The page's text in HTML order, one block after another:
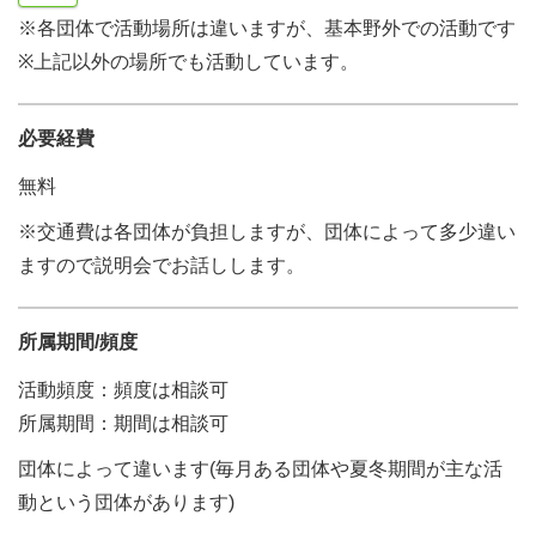
※各団体で活動場所は違いますが、基本野外での活動です
※上記以外の場所でも活動しています。
必要経費
無料
※交通費は各団体が負担しますが、団体によって多少違い
ますので説明会でお話しします。
所属期間/頻度
活動頻度：頻度は相談可
所属期間：期間は相談可
団体によって違います(毎月ある団体や夏冬期間が主な活
動という団体があります)